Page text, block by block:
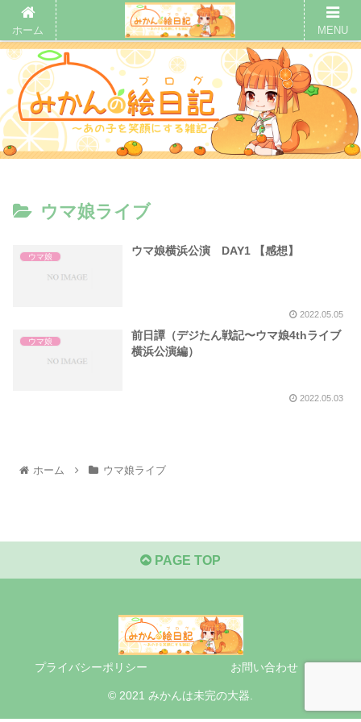
ウマ娘ライブ
ウマ娘 ウマ娘横浜公演 DAY1 【感想】
2022.05.05
ウマ娘
前日譚（デジたん戦記〜ウマ娘4thライブ
横浜公演編）
2022.05.03
ホーム ウマ娘ライブ
PAGE TOP
プライバシーポリシー お問い合わせ
© 2021 みかんは未完の大器.
ホーム MENU